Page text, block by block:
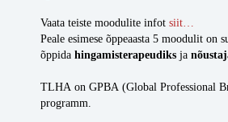
Vaata teiste moodulite infot siit…
Peale esimese õppeaasta 5 moodulit on
õppida hingamisterapeudiks ja
TLHA on GPBA (Global Professional
programm.